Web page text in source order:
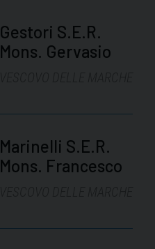
Gestori S.E.R.
Mons. Gervasio
Marinelli S.E.R.
Mons. Francesco